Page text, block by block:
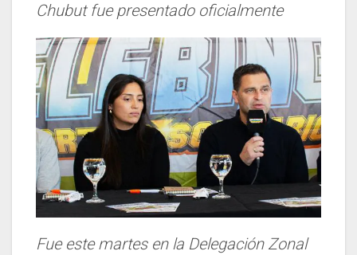
Chubut fue presentado oficialmente
Fue este martes en la Delegación Zonal